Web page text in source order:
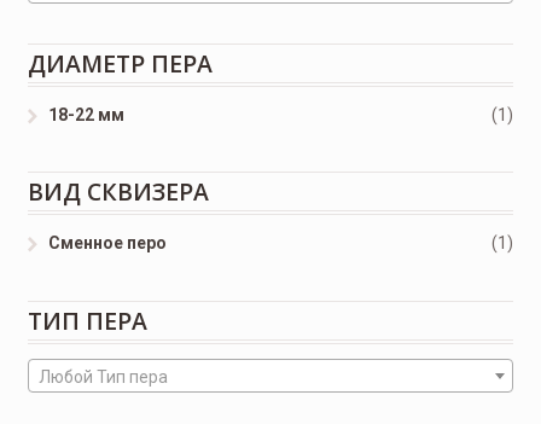
ДИАМЕТР ПЕРА
18-22 мм (1)
ВИД СКВИЗЕРА
Сменное перо (1)
ТИП ПЕРА
Любой Тип пера